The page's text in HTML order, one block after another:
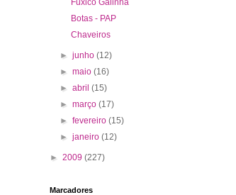
Fuxico Galinha
Botas - PAP
Chaveiros
►junho(12)
►maio(16)
►abril(15)
►março(17)
►fevereiro(15)
►janeiro(12)
► 2009 (227)
Marcadores